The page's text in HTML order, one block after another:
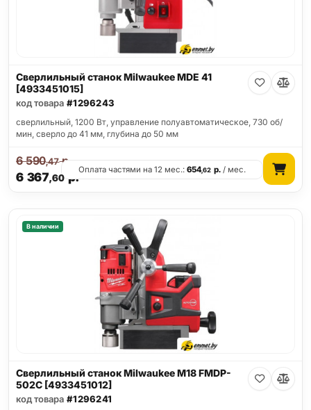
Сверлильный станок Milwaukee MDE 41
[4933451015]
код товара #1296243
сверлильный, 1200 Вт, управление полуавтоматическое, 730 об/
мин, сверло до 41 мм, глубина до 50 мм
6 367,60 р.
6 590,47р.
Оплата частями на 12 мес.:654,62 р./ мес.
В наличии
Сверлильный станок Milwaukee M18 FMDP-
502C [4933451012]
код товара #1296241